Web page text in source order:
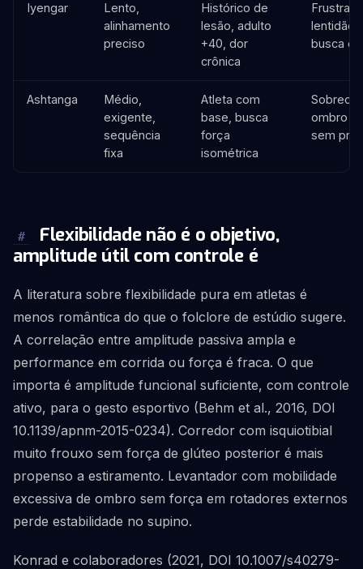
Iyengar
Lento,
alinhamento
preciso
Histórico de
lesão, adulto
+40, dor
crônica
lentidão
busca
Ashtanga
Médio,
exigente,
sequência
fixa
Atleta com
base, busca
força
isométrica
ombro e
sem
#
Flexibilidade não é o objetivo,
amplitude útil com controle é
A literatura sobre flexibilidade pura em atletas é
menos romântica do que o folclore de estúdio sugere.
A correlação entre amplitude passiva ampla e
performance em corrida ou força é fraca. O que
importa é amplitude funcional suficiente, com controle
ativo, para o gesto esportivo (Behm et al., 2016, DOI
10.1139/apnm-2015-0234). Corredor com isquiotibial
muito frouxo sem força de glúteo posterior é mais
propenso a estiramento. Levantador com mobilidade
excessiva de ombro sem força em rotadores externos
perde estabilidade no supino.
Konrad e colaboradores (2021, DOI 10.1007/s40279-